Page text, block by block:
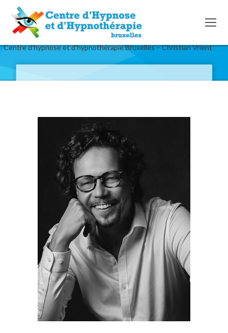
Centre d’hypnose et d’hypnothérapie Bruxelles – Christian Vrient